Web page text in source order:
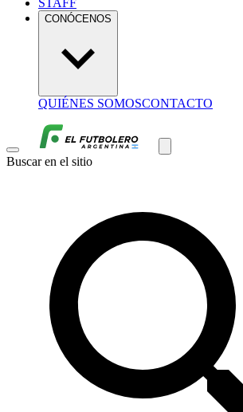
STAFF
CONÓCENOS
QUIÉNES SOMOSCONTACTO
Buscar en el sitio